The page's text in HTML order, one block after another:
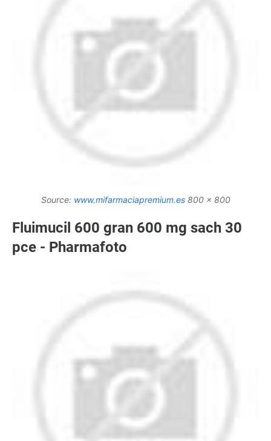
Source: www.mifarmaciapremium.es800 x 800
Fluimucil 600 gran 600 mg sach 30
pce - Pharmafoto